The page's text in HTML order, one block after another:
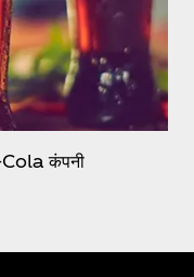
कंपनी